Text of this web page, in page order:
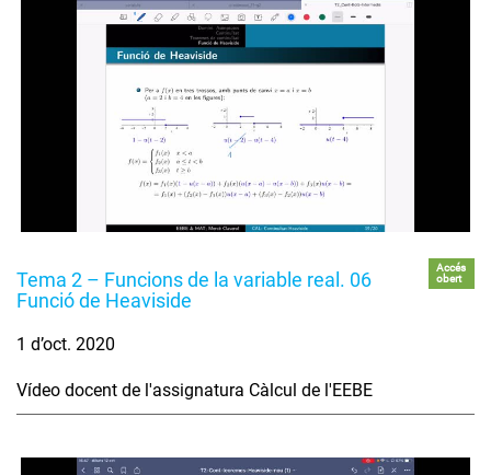
Tema 2 – Funcions de la variable real. 06
Funció de Heaviside
Accés
obert
1 d’oct. 2020
Vídeo docent de l'assignatura Càlcul de l'EEBE